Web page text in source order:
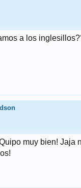
a los
muy bien! Jaja